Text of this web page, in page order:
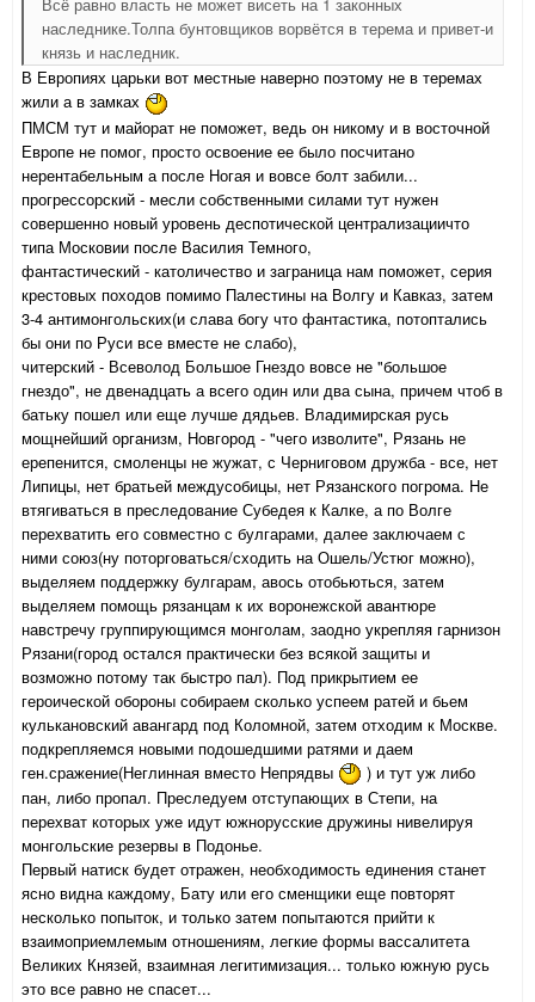
наследнике.Толпа бунтовщиков ворвётся в терема и привет-и
князь и наследник.
В Европиях царьки вот местные наверно поэтому не в теремах
жили а в замках
ПМСМ тут и майорат не поможет, ведь он никому и в восточной
Европе не помог, просто освоение ее было посчитано
нерентабельным а после Ногая и вовсе болт забили...
прогрессорский - месли собственными силами тут нужен
совершенно новый уровень деспотической централизациичто
типа Московии после Василия Темного,
фантастический - католичество и заграница нам поможет, серия
крестовых походов помимо Палестины на Волгу и Кавказ, затем
3-4 антимонгольских(и слава богу что фантастика, потоптались
бы они по Руси все вместе не слабо),
читерский - Всеволод Большое Гнездо вовсе не "большое
гнездо", не двенадцать а всего один или два сына, причем чтоб в
батьку пошел или еще лучше дядьев. Владимирская русь
мощнейший организм, Новгород - "чего изволите", Рязань не
ерепенится, смоленцы не жужат, с Черниговом дружба - все, нет
Липицы, нет братьей междусобицы, нет Рязанского погрома. Не
втягиваться в преследование Субедея к Калке, а по Волге
перехватить его совместно с булгарами, далее заключаем с
ними союз(ну поторговаться/сходить на Ошель/Устюг можно),
выделяем поддержку булгарам, авось отобьються, затем
выделяем помощь рязанцам к их воронежской авантюре
навстречу группирующимся монголам, заодно укрепляя гарнизон
Рязани(город остался практически без всякой защиты и
возможно потому так быстро пал). Под прикрытием ее
героической обороны собираем сколько успеем ратей и бьем
кулькановский авангард под Коломной, затем отходим к Москве.
подкрепляемся новыми подошедшими ратями и даем
ген.сражение(Неглинная вместо Непрядвы
) и тут уж либо
пан, либо пропал. Преследуем отступающих в Степи, на
перехват которых уже идут южнорусские дружины нивелируя
монгольские резервы в Подонье.
Первый натиск будет отражен, необходимость единения станет
ясно видна каждому, Бату или его сменщики еще повторят
несколько попыток, и только затем попытаются прийти к
взаимоприемлемым отношениям, легкие формы вассалитета
Великих Князей, взаимная легитимизация... только южную русь
это все равно не спасет...